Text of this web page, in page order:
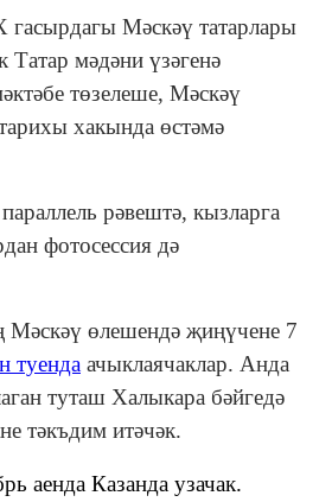
Мәскәү татарлары
мәдәни үзәгенә
төзелеше, Мәскәү
хакында өстәмә
рәвештә, кызларга
фотосессия дә
өлешендә җиңүчене 7
туенда ачыклаячаклар. Анда
туташ Халыкара бәйгедә
тәкъдим итәчәк.
аенда Казанда узачак.